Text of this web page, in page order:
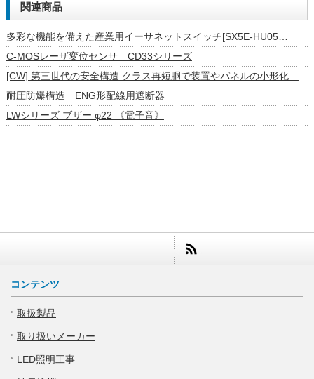
関連商品
多彩な機能を備えた産業用イーサネットスイッチ[SX5E-HU05…
C-MOSレーザ変位センサ CD33シリーズ
[CW] 第三世代の安全構造 クラス再短胴で装置やパネルの小形化…
耐圧防爆構造 ENG形配線用遮断器
LWシリーズ ブザー φ22 《電子音》
コンテンツ
取扱製品
取り扱いメーカー
LED照明工事